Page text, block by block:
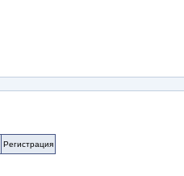
Регистрация